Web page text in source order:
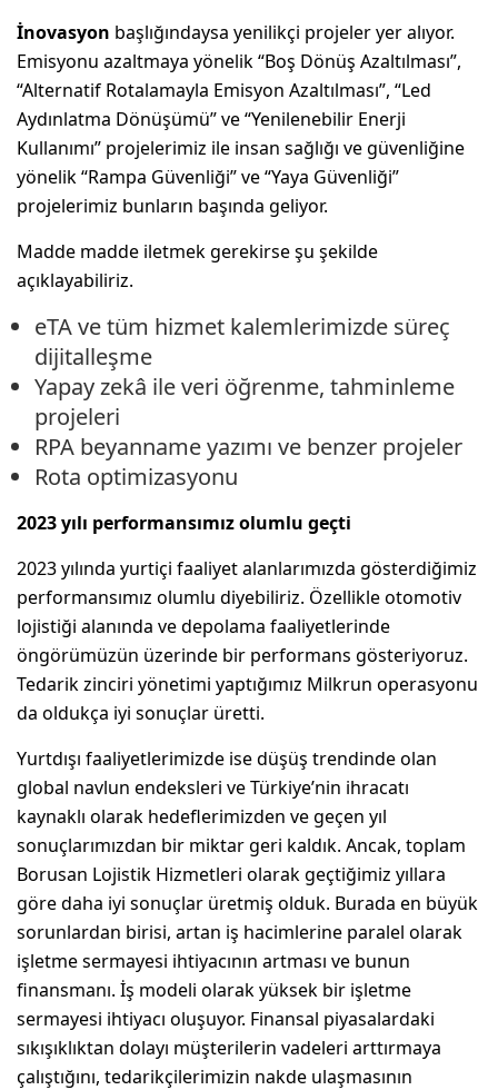
İnovasyon başlığındaysa yenilikçi projeler yer alıyor.
Emisyonu azaltmaya yönelik “Boş Dönüş Azaltılması”,
“Alternatif Rotalamayla Emisyon Azaltılması”, “Led
Aydınlatma Dönüşümü” ve “Yenilenebilir Enerji
Kullanımı” projelerimiz ile insan sağlığı ve güvenliğine
yönelik “Rampa Güvenliği” ve “Yaya Güvenliği”
projelerimiz bunların başında geliyor.
Madde madde iletmek gerekirse şu şekilde
açıklayabiliriz.
eTA ve tüm hizmet kalemlerimizde süreç
dijitalleşme
Yapay zekâ ile veri öğrenme, tahminleme
projeleri
RPA beyanname yazımı ve benzer projeler
Rota optimizasyonu
2023 yılı performansımız olumlu geçti
2023 yılında yurtiçi faaliyet alanlarımızda gösterdiğimiz
performansımız olumlu diyebiliriz. Özellikle otomotiv
lojistiği alanında ve depolama faaliyetlerinde
öngörümüzün üzerinde bir performans gösteriyoruz.
Tedarik zinciri yönetimi yaptığımız Milkrun operasyonu
da oldukça iyi sonuçlar üretti.
Yurtdışı faaliyetlerimizde ise düşüş trendinde olan
global navlun endeksleri ve Türkiye’nin ihracatı
kaynaklı olarak hedeflerimizden ve geçen yıl
sonuçlarımızdan bir miktar geri kaldık. Ancak, toplam
Borusan Lojistik Hizmetleri olarak geçtiğimiz yıllara
göre daha iyi sonuçlar üretmiş olduk. Burada en büyük
sorunlardan birisi, artan iş hacimlerine paralel olarak
işletme sermayesi ihtiyacının artması ve bunun
finansmanı. İş modeli olarak yüksek bir işletme
sermayesi ihtiyacı oluşuyor. Finansal piyasalardaki
sıkışıklıktan dolayı müşterilerin vadeleri arttırmaya
çalıştığını, tedarikçilerimizin nakde ulaşmasının